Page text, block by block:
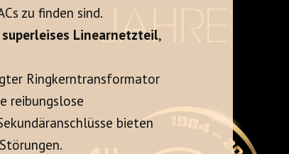
zu finden sind.
superleises Linearnetzteil,
Ringkerntransformator
reibungslose
bieten